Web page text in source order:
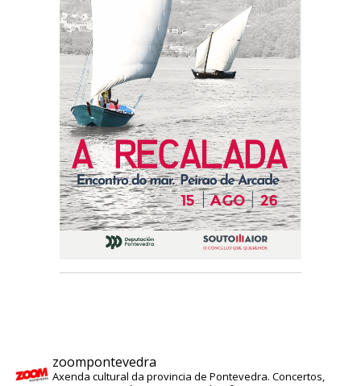
zoompontevedra
Axenda cultural da provincia de Pontevedra. Concertos,